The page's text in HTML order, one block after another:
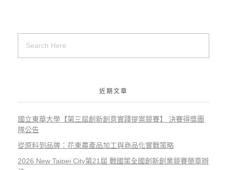
近期文章
國立東華大學【第三屆創新創意實踐提案競賽】 決賽得獎團
隊公告
從原料到品牌：花東農產品加工與商品化實戰策略
2026 New Taipei City第21屆 戰國策全國創新創業競賽簡章辦